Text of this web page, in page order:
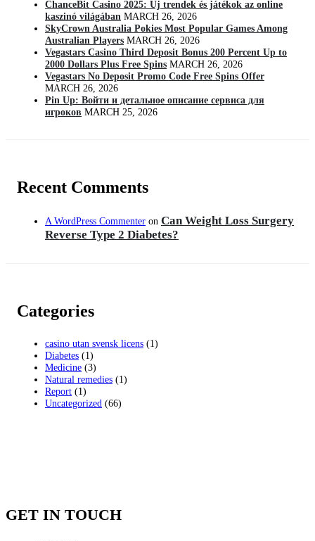
ChanceBit Casino 2025: Új trendek és játékok az online
kaszinó világában MARCH 26, 2026
SkyCrown Australia Pokies Most Popular Games Among
Australian Players MARCH 26, 2026
Vegastars Casino Third Deposit Bonus 200 Percent Up to
2000 Dollars Plus Free Spins MARCH 26, 2026
Vegastars No Deposit Promo Code Free Spins Offer
MARCH 26, 2026
Pin Up: Войти и детальное описание сервиса для
игроков MARCH 25, 2026
Recent Comments
A WordPress Commenter on Can Weight Loss Surgery
Reverse Type 2 Diabetes?
Categories
casino utan svensk licens (1)
Diabetes (1)
Medicine (3)
Natural remedies (1)
Report (1)
Uncategorized (66)
GET IN TOUCH